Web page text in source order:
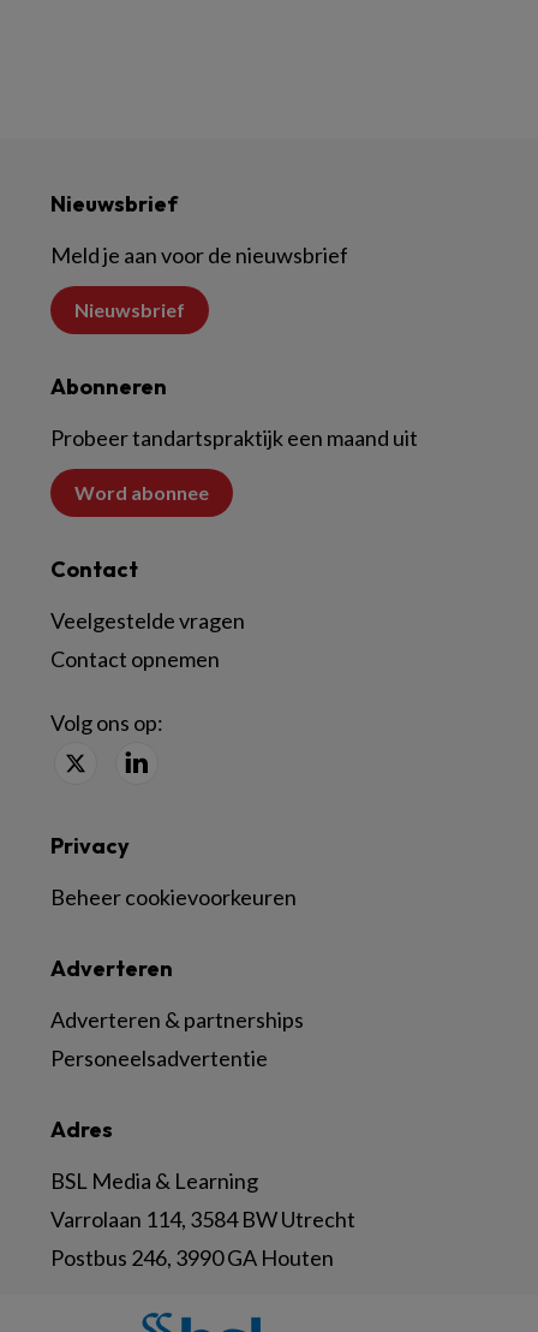
Nieuwsbrief
Meld je aan voor de nieuwsbrief
Nieuwsbrief
Abonneren
Probeer tandartspraktijk een maand uit
Word abonnee
Contact
Veelgestelde vragen
Contact opnemen
Volg ons op:
Adres
BSL Media & Learning
Varrolaan 114, 3584 BW Utrecht
Postbus 246, 3990 GA Houten
Adverteren
Adverteren & partnerships
Personeelsadvertentie
Privacy
Beheer cookievoorkeuren